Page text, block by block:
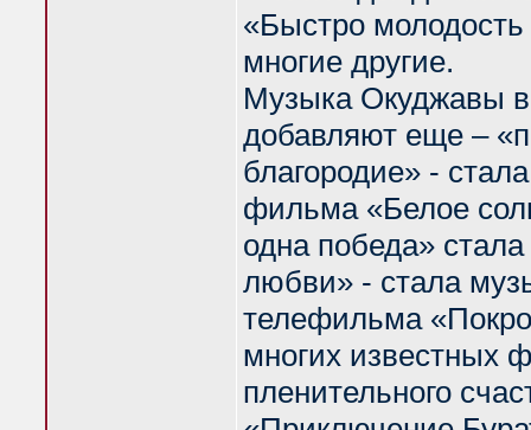
«Быстро
многие другие.
Музыка Окуджавы
добавляют еще –
благородие» -
фильма «Белое
одна победа»
любви» - стала
телефильма
многих известных
пленительного